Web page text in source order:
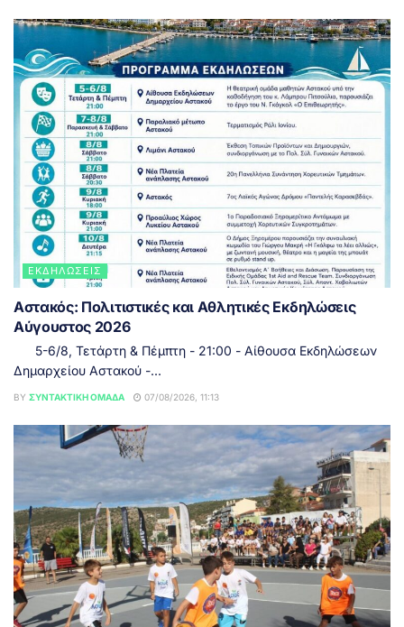
ΕΚΔΗΛΏΣΕΙΣ
Αστακός: Πολιτιστικές και Αθλητικές Εκδηλώσεις
Αύγουστος 2026
5-6/8, Τετάρτη & Πέμπτη - 21:00 - Αίθουσα Εκδηλώσεων
Δημαρχείου Αστακού -...
BY ΣΥΝΤΑΚΤΙΚΉ ΟΜΆΔΑ 07/08/2026, 11:13